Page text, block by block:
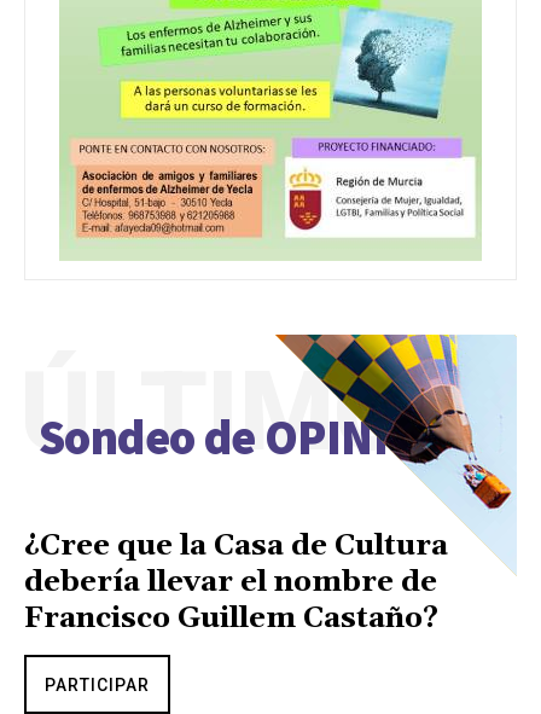
Sondeo de OPINIÓN
ÚLTIMO
¿Cree que la Casa de Cultura
debería llevar el nombre de
Francisco Guillem Castaño?
PARTICIPAR